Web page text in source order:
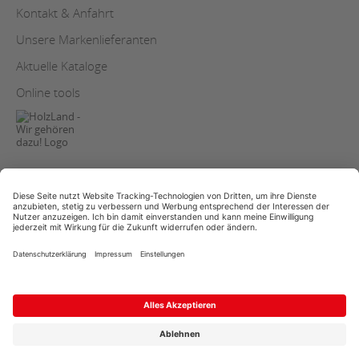
Kontakt & Anfahrt
Unsere Markenlieferanten
Aktuelle Kataloge
Online tools
Copyright
Datenschutz
Impressum